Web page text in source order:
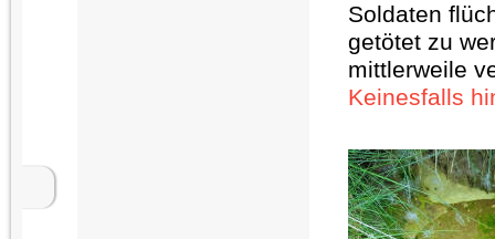
Soldaten
getötet zu
mittlerweile
Keinesfalls